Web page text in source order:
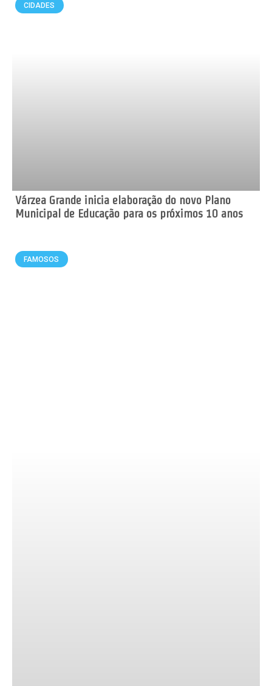
CIDADES
Várzea Grande inicia elaboração do novo Plano
Municipal de Educação para os próximos 10 anos
FAMOSOS